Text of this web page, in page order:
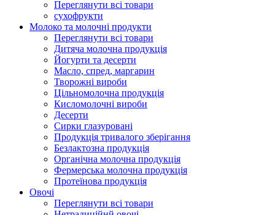
Переглянути всі товари
сухофрукти
Молоко та молочні продукти
Переглянути всі товари
Дитяча молочна продукція
Йогурти та десерти
Масло, спред, маргарин
Творожні вироби
Цільномолочна продукція
Кисломолочні вироби
Десерти
Сирки глазуровані
Продукція тривалого зберігання
Безлактозна продукція
Органічна молочна продукція
Фермерська молочна продукція
Протеїнова продукція
Овочі
Переглянути всі товари